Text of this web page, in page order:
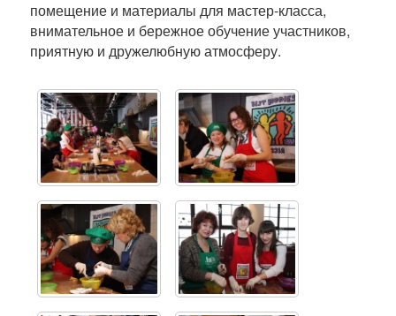
помещение и материалы для мастер-класса,
внимательное и бережное обучение участников,
приятную и дружелюбную атмосферу.